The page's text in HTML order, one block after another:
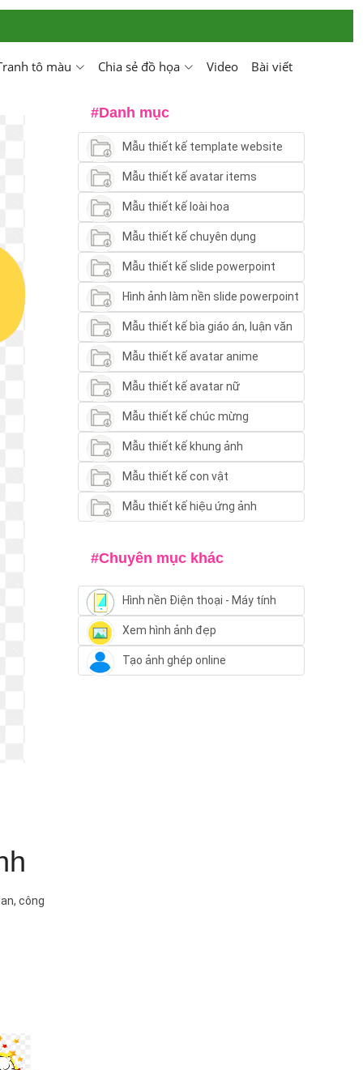
tô màu Chia sẻ đồ họa Video Bài viết
công
#Danh mục
Mẫu thiết kế template website
Mẫu thiết kế avatar items
Mẫu thiết kế loài hoa
Mẫu thiết kế chuyên dụng
Mẫu thiết kế slide powerpoint
Hình ảnh làm nền slide powerpoint
Mẫu thiết kế bìa giáo án, luận văn
Mẫu thiết kế avatar anime
Mẫu thiết kế avatar nữ
Mẫu thiết kế chúc mừng
Mẫu thiết kế khung ảnh
Mẫu thiết kế con vật
Mẫu thiết kế hiệu ứng ảnh
#Chuyên mục khác
Hình nền Điện thoại - Máy tính
Xem hình ảnh đẹp
Tạo ảnh ghép online